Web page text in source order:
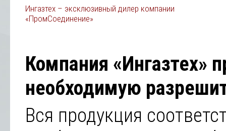
Ингазтех – эксклюзивный дилер компании
«ПромСоединение»
Компания «Ингазтех»
необходимую
Вся продукция